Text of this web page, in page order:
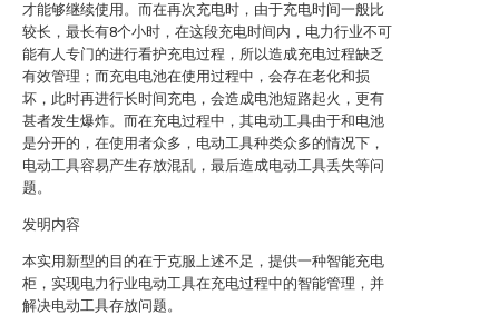
才能够继续使用。而在再次充电时，由于充电时间一般比
较长，最长有8个小时，在这段充电时间内，电力行业不可
能有人专门的进行看护充电过程，所以造成充电过程缺乏
有效管理；而充电电池在使用过程中，会存在老化和损
坏，此时再进行长时间充电，会造成电池短路起火，更有
甚者发生爆炸。而在充电过程中，其电动工具由于和电池
是分开的，在使用者众多，电动工具种类众多的情况下，
电动工具容易产生存放混乱，最后造成电动工具丢失等问
题。
发明内容
本实用新型的目的在于克服上述不足，提供一种智能充电
柜，实现电力行业电动工具在充电过程中的智能管理，并
解决电动工具存放问题。